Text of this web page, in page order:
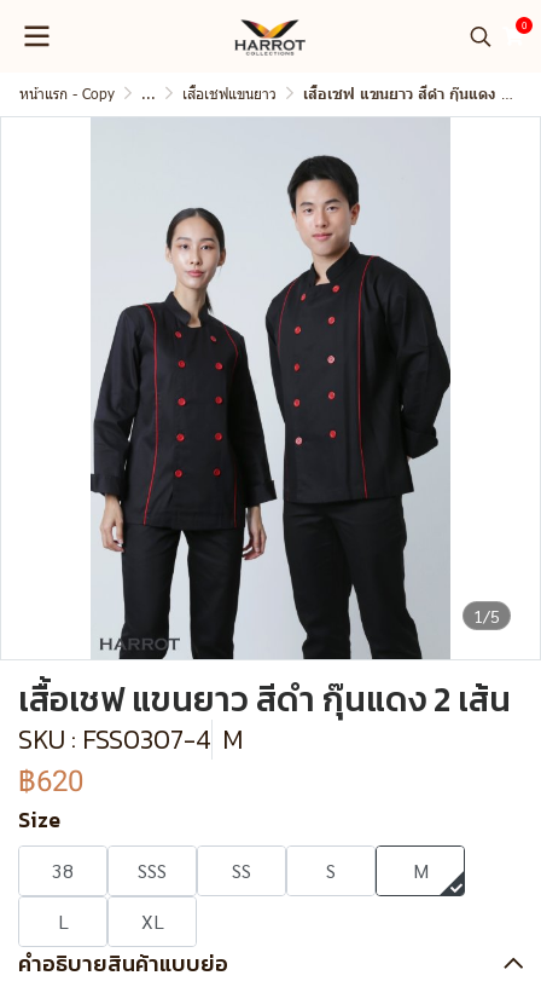
0
หน้าแรก - Copy ... เสื้อเชฟแขนยาว เสื้อเชฟ แขนยาว สีดำ กุ๊นแดง 2 เส้น
1/5
เสื้อเชฟ แขนยาว สีดำ กุ๊นแดง 2 เส้น
SKU : FSS0307-4 M
฿620
Size
38 SSS SS S
M
L
XL
คำอธิบายสินค้าแบบย่อ